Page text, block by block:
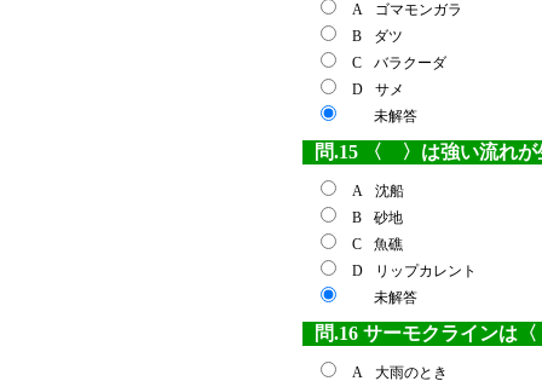
A
ゴマモンガラ
B
ダツ
C
バラクーダ
D
サメ
未解答
問.15 〈 〉は強い流れが
A
沈船
B
砂地
C
魚礁
D
リップカレント
未解答
問.16 サーモクラインは
A 大雨のとき